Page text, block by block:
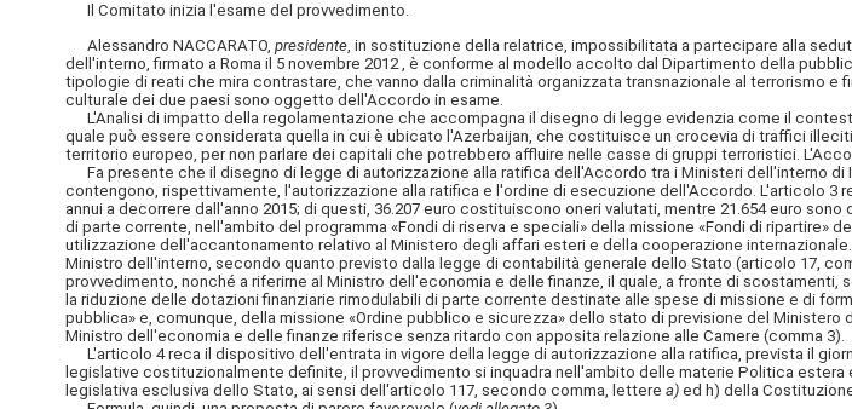
Il Comitato inizia l'esame del provvedimento.
Alessandro NACCARATO, presidente, in sostituzione della relatrice, impossibilitata a partecipare alla
dell'interno, firmato a Roma il 5 novembre 2012 , è conforme al modello accolto dal Dipartimento della
tipologie di reati che mira contrastare, che vanno dalla criminalità organizzata transnazionale al terrorismo
culturale dei due paesi sono oggetto dell'Accordo in esame.
L'Analisi di impatto della regolamentazione che accompagna il disegno di legge evidenzia come il
quale può essere considerata quella in cui è ubicato l'Azerbaijan, che costituisce un crocevia di traffici
territorio europeo, per non parlare dei capitali che potrebbero affluire nelle casse di gruppi terroristici.
Fa presente che il disegno di legge di autorizzazione alla ratifica dell'Accordo tra i Ministeri dell'interno di
contengono, rispettivamente, l'autorizzazione alla ratifica e l'ordine di esecuzione dell'Accordo. L'articolo 3
annui a decorrere dall'anno 2015; di questi, 36.207 euro costituiscono oneri valutati, mentre 21.654 euro
di parte corrente, nell'ambito del programma «Fondi di riserva e speciali» della missione «Fondi di ripartire»
utilizzazione dell'accantonamento relativo al Ministero degli affari esteri e della cooperazione
Ministro dell'interno, secondo quanto previsto dalla legge di contabilità generale dello Stato (articolo 17,
provvedimento, nonché a riferirne al Ministro dell'economia e delle finanze, il quale, a fronte di
la riduzione delle dotazioni finanziarie rimodulabili di parte corrente destinate alle spese di missione e di
pubblica» e, comunque, della missione «Ordine pubblico e sicurezza» dello stato di previsione del
Ministro dell'economia e delle finanze riferisce senza ritardo con apposita relazione alle Camere (comma 3).
L'articolo 4 reca il dispositivo dell'entrata in vigore della legge di autorizzazione alla ratifica, prevista il
legislative costituzionalmente definite, il provvedimento si inquadra nell'ambito delle materie Politica
legislativa esclusiva dello Stato, ai sensi dell'articolo 117, secondo comma, lettere a)ed h) della